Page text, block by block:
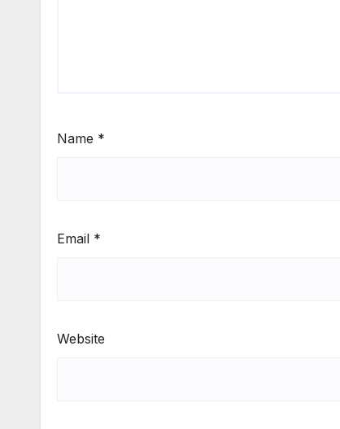
Name *
Email *
Website